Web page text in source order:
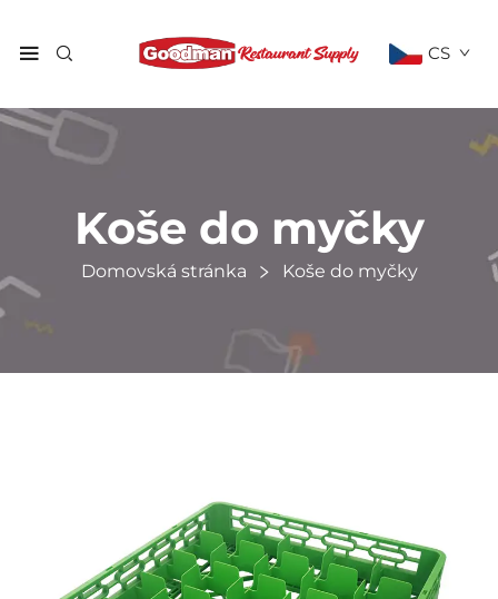
CS
Koše do myčky
Domovská stránka Koše do myčky